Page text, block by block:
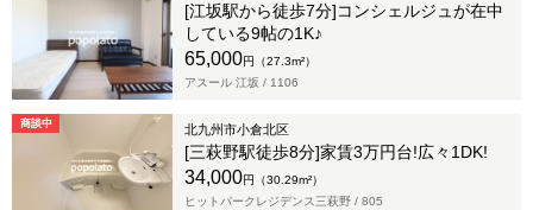
[江坂駅から徒歩7分]コンシェルジュが在中
している9帖の1K♪
65,000円（27.3m²）
アスール 江坂 / 1106
商談中 北九州市小倉北区
[三萩野駅徒歩8分]家賃3万円台!広々1DK!
34,000円（30.29m²）
ヒットパークレジデンス三萩野 / 805